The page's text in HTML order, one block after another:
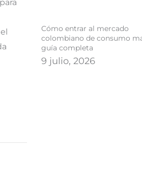
Cómo entrar al mercado
colombiano de consumo
guía completa
9 julio, 2026